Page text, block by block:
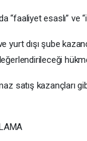
esaslı” ve
dışı şube
satış kazançları